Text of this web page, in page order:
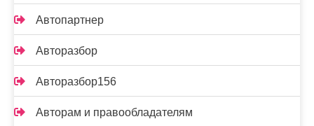
Автопартнер
Авторазбор
Авторазбор156
Авторам и правообладателям